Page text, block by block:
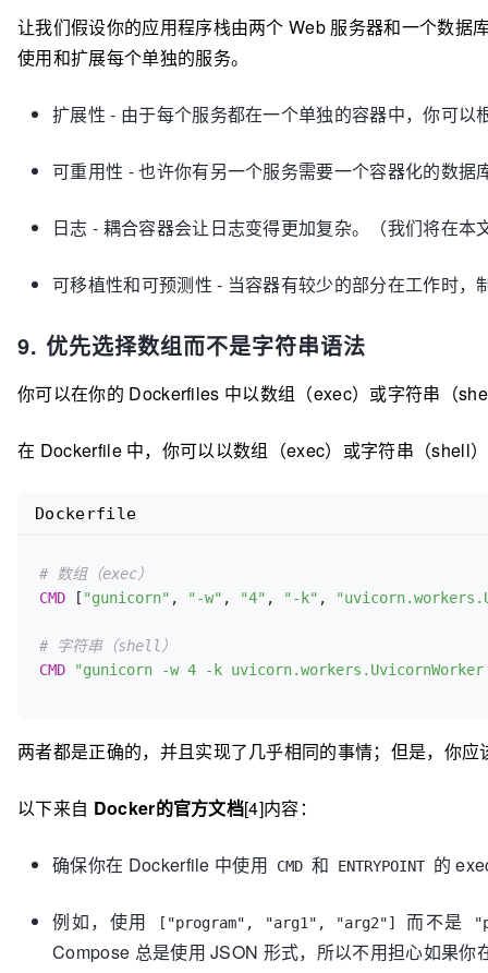
让我们假设你的应用程序栈由两个 Web 服务器和一个数
使用和扩展每个单独的服务。
扩展性 - 由于每个服务都在一个单独的容器中，你可
可重用性 - 也许你有另一个服务需要一个容器化的数
日志 - 耦合容器会让日志变得更加复杂。（我们将在
可移植性和可预测性 - 当容器有较少的部分在工作时
9. 优先选择数组而不是字符串语法
你可以在你的 Dockerfiles 中以数组（exec）或字符串（
在 Dockerfile 中，你可以以数组（exec）或字符串（shell
# 数组（exec）
CMD [ "gunicorn" , "-w" , "4" , "-k" ,
# 字符串（shell）
CMD
"gunicorn -w 4 -k uvicorn.workers.UvicornWorker
Dockerfile
两者都是正确的，并且实现了几乎相同的事情；但是，你
以下来自 Docker的官方文档[4]内容：
确保你在 Dockerfile 中使用 CMD 和 ENTRYPOINT 的
例如，使用 ["program", "arg1", "arg2"] 而不是
Compose 总是使用 JSON 形式，所以不用担心如果